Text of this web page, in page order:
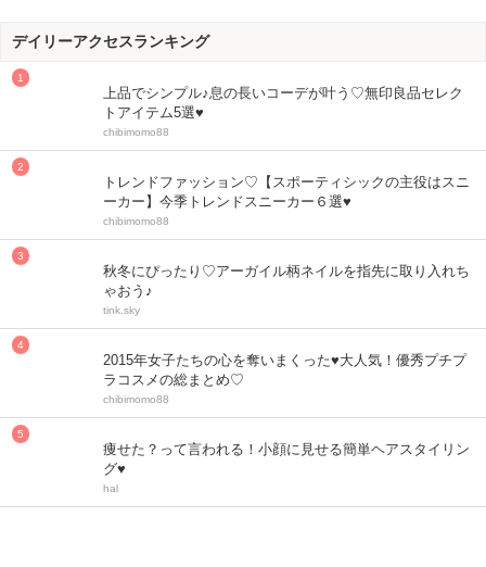
デイリーアクセスランキング
上品でシンプル♪息の長いコーデが叶う♡無印良品セレク
トアイテム5選♥
chibimomo88
トレンドファッション♡【スポーティシックの主役はスニ
ーカー】今季トレンドスニーカー６選♥
chibimomo88
秋冬にぴったり♡アーガイル柄ネイルを指先に取り入れち
ゃおう♪
tink.sky
2015年女子たちの心を奪いまくった♥大人気！優秀プチプ
ラコスメの総まとめ♡
chibimomo88
痩せた？って言われる！小顔に見せる簡単ヘアスタイリン
グ♥
hal